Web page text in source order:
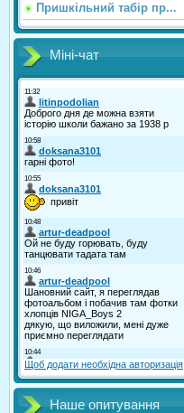
Пришкільний табір пр...
Міні-чат
Щоб додати необхідна авторизація
Наше опитування